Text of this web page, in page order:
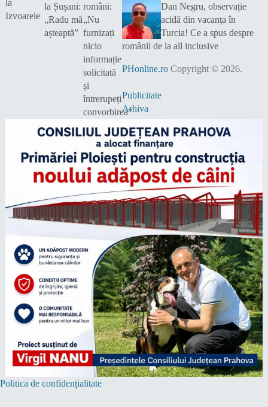
Dan Negru, observație
acidă din vacanța în
Turcia! Ce a spus despre
românii de la all inclusive
PHonline.roCopyright © 2026.
Publicitate
Arhiva
Politica de confidențialitate